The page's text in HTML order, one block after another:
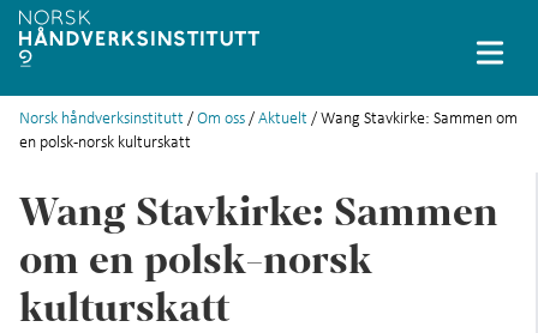
English
Prosjekter
+
Databaser +
Stipendiater
Norsk håndverksinstitutt /Om oss /Aktuelt / Wang Stavkirke: Sammen om
en polsk-norsk kulturskatt
Wang Stavkirke: Sammen
om en polsk-norsk
kulturskatt